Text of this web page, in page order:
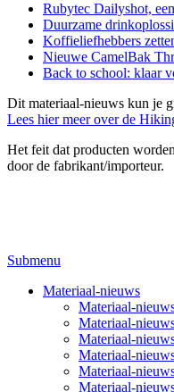
Rubytec Dailyshot,
Duurzame
Koffieliefhebbers
Nieuwe CamelBak
Back to school: klaar
Dit materiaal-nieuws kun je
Lees hier meer over de
Het feit dat producten
door de fabrikant/importeur.
Submenu
Materiaal-nieuws
Materiaal-
Materiaal-
Materiaal-
Materiaal-
Materiaal-
Materiaal-